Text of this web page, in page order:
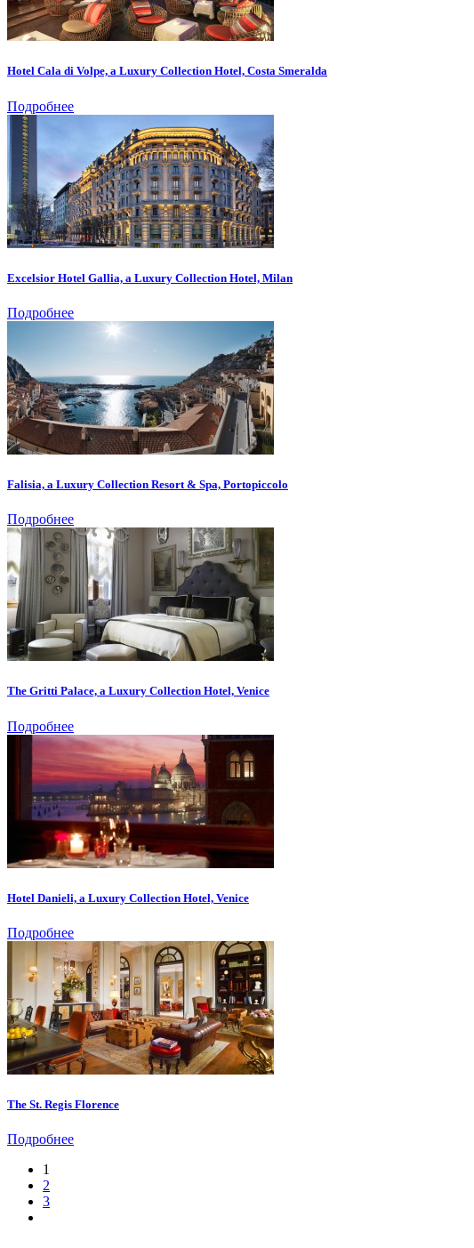
Hotel Cala di Volpe, a Luxury Collection Hotel, Costa Smeralda
Подробнее
Excelsior Hotel Gallia, a Luxury Collection Hotel, Milan
Подробнее
Falisia, a Luxury Collection Resort & Spa, Portopiccolo
Подробнее
The Gritti Palace, a Luxury Collection Hotel, Venice
Подробнее
Hotel Danieli, a Luxury Collection Hotel, Venice
Подробнее
The St. Regis Florence
Подробнее
1
2
3